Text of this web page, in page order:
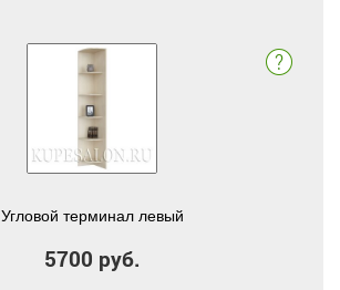
Угловой терминал левый
5700 руб.